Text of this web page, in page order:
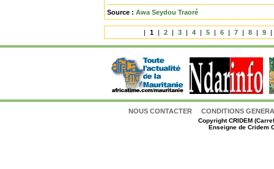
Source : Awa Seydou Traoré
| 1 | 2 | 3 | 4 | 5 | 6 | 7 | 8 | 9 |
NOUS CONTACTER CONDITIONS
CopyrightCRIDEM
Enseigne de Cridem